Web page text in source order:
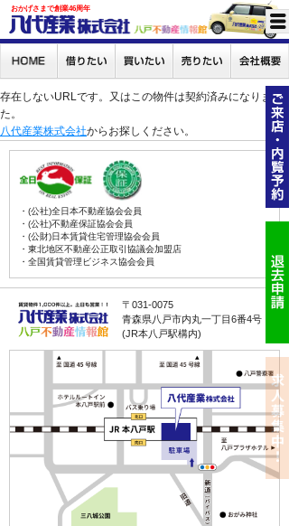
おかげさまで創業46周年
存在しないURLです。又はこの物件は契約済みになりまし
た。
八代産業株式会社からお探しください。
・(公社)全日本不動産協会会員
・(公社)不動産保証協会会員
・(公財)日本賃貸住宅管理協会会員
・東北地区不動産公正取引協議会加盟店
・全国賃貸管理ビジネス協会会員
〒031-0075
青森県八戸市内丸一丁目6番4号
(JR本八戸駅構内)